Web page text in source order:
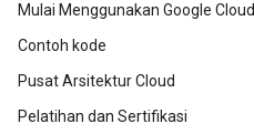
Mulai Menggunakan Google Cloud
Contoh kode
Pusat Arsitektur Cloud
Pelatihan dan Sertifikasi